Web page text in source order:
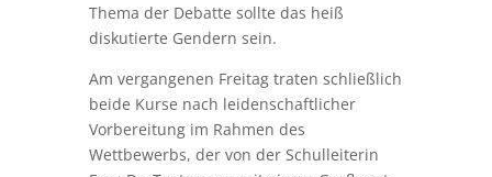
Thema der Debatte sollte das heiß
diskutierte Gendern sein.
Am vergangenen Freitag traten schließlich
beide Kurse nach leidenschaftlicher
Vorbereitung im Rahmen des
Wettbewerbs, der von der Schulleiterin